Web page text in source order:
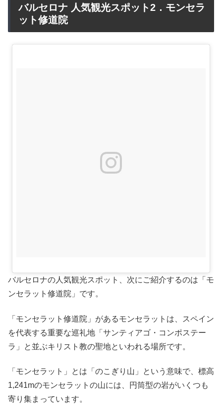
バルセロナ 人気観光スポット2．モンセラ
ット修道院
バルセロナの人気観光スポット、次にご紹介するのは「モ
ンセラット修道院」です。
「モンセラット修道院」があるモンセラットは、スペイン
を代表する重要な巡礼地「サンティアゴ・コンポステー
ラ」と並ぶキリスト教の聖地といわれる場所です。
「モンセラット」とは「のこぎり山」という意味で、標高
1,241mのモンセラットの山には、円筒型の岩がいくつも
寄り集まっています。